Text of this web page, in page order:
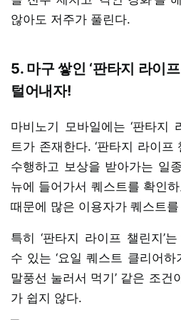
않아도 저주가 풀린다.
5. 마구 쌓인 ‘판타지 라이
털어내자!
마비노기 모바일에는 ‘판타지
트가 존재한다. ‘판타지 라이프
수행하고 보상을 받아가는 일
뉴에 들어가서 퀘스트를 확인
때문에 많은 이용자가 퀘스트
특히 ‘판타지 라이프 챌린지’
수 있는 ‘요일 퀘스트 클리어하
말풍선 눌러서 먹기’ 같은 조건
가 쉽지 않다.